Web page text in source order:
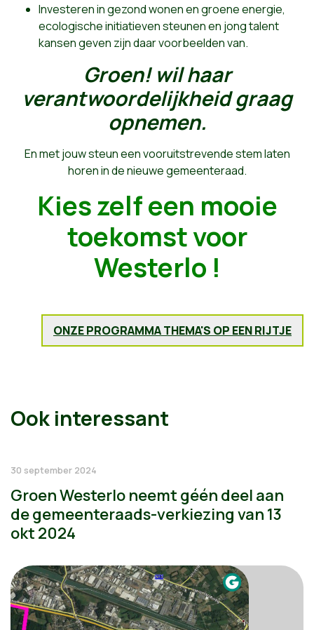
Investeren in gezond wonen en groene energie,
ecologische initiatieven steunen en jong talent
kansen geven zijn daar voorbeelden van.
Groen! wil haar
verantwoordelijkheid graag
opnemen.
En met jouw steun een vooruitstrevende stem laten
horen in de nieuwe gemeenteraad.
Kies zelf een mooie
toekomst voor
Westerlo !
ONZE PROGRAMMA THEMA'S OP EEN RIJTJE
Ook interessant
30 september 2024
Groen Westerlo neemt géén deel aan
de gemeenteraads-verkiezing van 13
okt 2024